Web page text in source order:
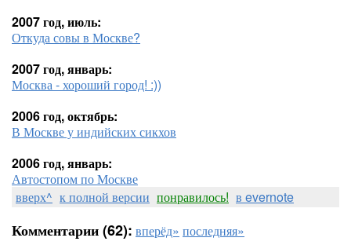
2007 год, июль:
Откуда совы в Москве?
2007 год, январь:
Москва - хороший город! :))
2006 год, октябрь:
В Москве у индийских сикхов
2006 год, январь:
Автостопом по Москве
вверх^ к полной версии понравилось! в evernote
Комментарии (62): вперёд» последняя»